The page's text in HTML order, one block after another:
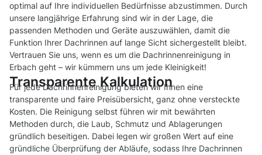
optimal auf Ihre individuellen Bedürfnisse abzustimmen. Durch
unsere langjährige Erfahrung sind wir in der Lage, die
passenden Methoden und Geräte auszuwählen, damit die
Funktion Ihrer Dachrinnen auf lange Sicht sichergestellt bleibt.
Vertrauen Sie uns, wenn es um die Dachrinnenreinigung in
Erbach geht – wir kümmern uns um jede Kleinigkeit!
Transparente Kalkulation
Für jede Dachrinnenreinigung bieten wir Ihnen eine
transparente und faire Preisübersicht, ganz ohne versteckte
Kosten. Die Reinigung selbst führen wir mit bewährten
Methoden durch, die Laub, Schmutz und Ablagerungen
gründlich beseitigen. Dabei legen wir großen Wert auf eine
gründliche Überprüfung der Abläufe, sodass Ihre Dachrinnen